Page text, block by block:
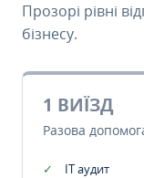
Прозорі рівні
бізнесу.
1 ВИЇЗД
Разова
IT аудит